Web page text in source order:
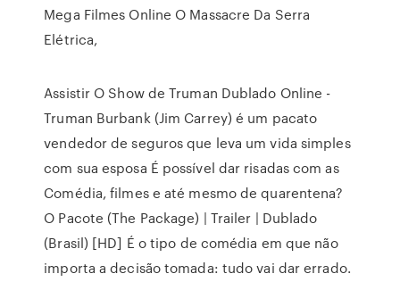
Mega Filmes Online O Massacre Da Serra
Elétrica,
Assistir O Show de Truman Dublado Online -
Truman Burbank (Jim Carrey) é um pacato
vendedor de seguros que leva um vida simples
com sua esposa É possível dar risadas com as
Comédia, filmes e até mesmo de quarentena?
O Pacote (The Package) | Trailer | Dublado
(Brasil) [HD] É o tipo de comédia em que não
importa a decisão tomada: tudo vai dar errado.